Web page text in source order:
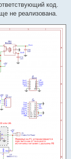
код.
не реализована.